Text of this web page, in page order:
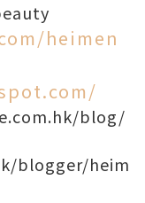
heimen
blog/
blogger/heim